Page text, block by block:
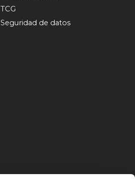
TCG
Seguridad de datos